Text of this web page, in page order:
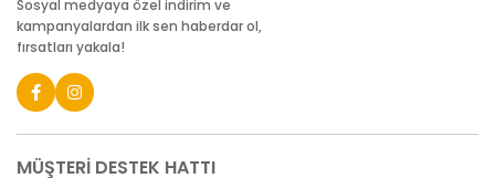
Sosyal medyaya özel indirim ve
kampanyalardan ilk sen haberdar ol,
fırsatları yakala!
MÜŞTERİ DESTEK HATTI